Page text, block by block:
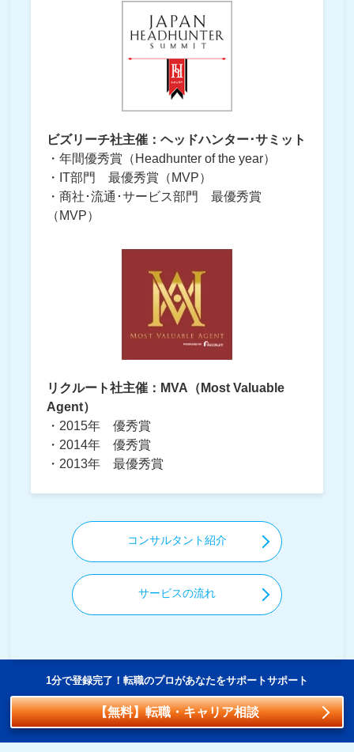
ビズリーチ社主催：ヘッドハンター･サミット
・年間優秀賞（Headhunter of the year）
・IT部門 最優秀賞（MVP）
・商社･流通･サービス部門 最優秀賞
（MVP）
リクルート社主催：MVA（Most Valuable
Agent）
・2015年 優秀賞
・2014年 優秀賞
・2013年 最優秀賞
コンサルタント紹介
サービスの流れ
1分で登録完了！転職のプロがあなたをサポートサポート
【無料】転職・キャリア相談